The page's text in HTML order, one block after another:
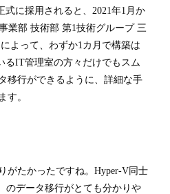
式に採用されると、2021年1月か
業部 技術部 第1技術グループ 三
よって、わずか1カ月で構築は
るIT管理室の方々だけでもスム
移行ができるように、詳細な手
す。
がたかったですね。Hyper-V同士
のデータ移行がとても分かりや